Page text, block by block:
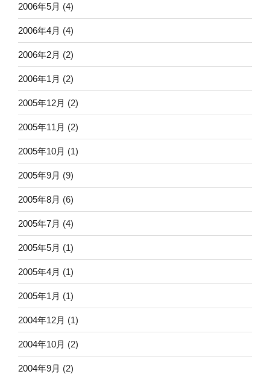
2006年5月 (4)
2006年4月 (4)
2006年2月 (2)
2006年1月 (2)
2005年12月 (2)
2005年11月 (2)
2005年10月 (1)
2005年9月 (9)
2005年8月 (6)
2005年7月 (4)
2005年5月 (1)
2005年4月 (1)
2005年1月 (1)
2004年12月 (1)
2004年10月 (2)
2004年9月 (2)